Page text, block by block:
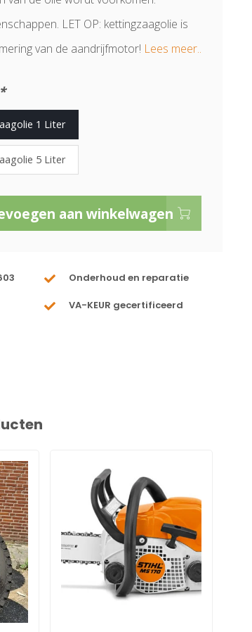
LET OP: kettingzaagolie is
van de aandrijfmotor! Lees meer..
*
1 Liter
5 Liter
aan winkelwagen
Onderhoud en reparatie
VA-KEUR gecertificeerd